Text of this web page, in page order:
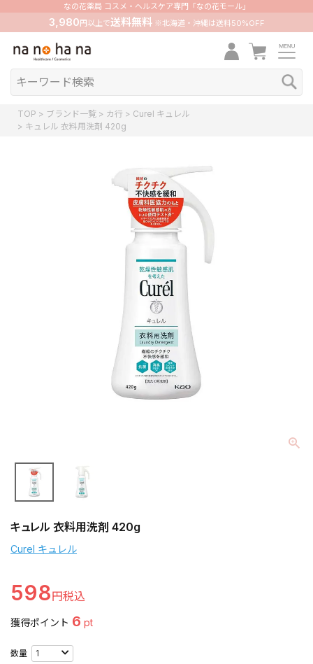
なの花薬局 コスメ・ヘルスケア専門「なの花モール」
3,980 円以上で送料無料※北海道・沖縄は送料50%OFF
TOP ブランド一覧 カ行
Curel キュレル
キュレル 衣料用洗剤 420g
キュレル 衣料用洗剤 420g
Curel キュレル
598
獲得ポイント 6 pt